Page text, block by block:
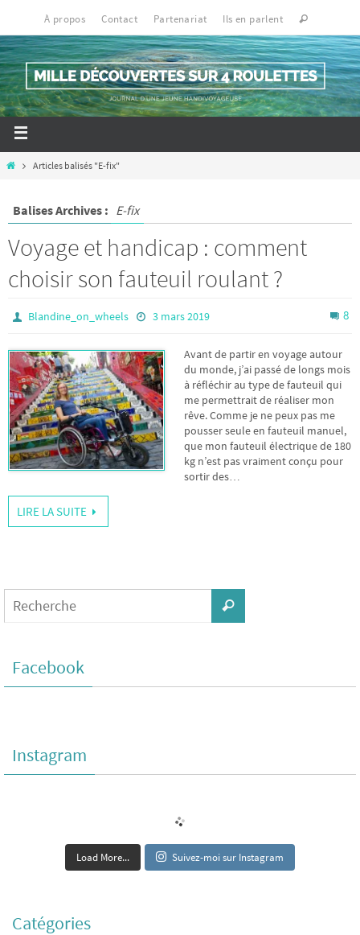
À propos Contact Partenariat Ils en parlent
Articles balisés "E-fix"
Balises Archives : E-fix
Voyage et handicap : comment
choisir son fauteuil roulant ?
Blandine_on_wheels 3 mars 2019 8
Avant de partir en voyage autour
du monde, j’ai passé de longs mois
à réfléchir au type de fauteuil qui
me permettrait de réaliser mon
rêve. Comme je ne peux pas me
pousser seule en fauteuil manuel,
que mon fauteuil électrique de 180
kg n’est pas vraiment conçu pour
sortir des…
LIRE LA SUITE
Facebook
Instagram
Load More... Suivez-moi sur Instagram
Catégories